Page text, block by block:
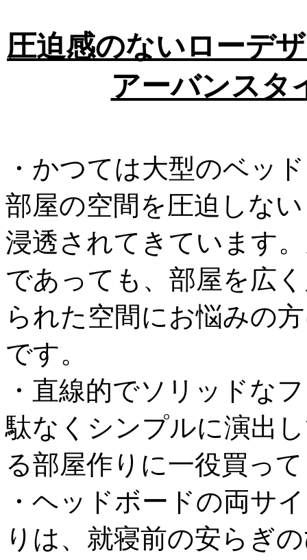
圧迫感のないローデ
アーバンスタ
・かつては大型のベッ
部屋の空間を圧迫しな
浸透されてきています
であっても、部屋を広
られた空間にお悩みの
です。
・直線的でソリッドな
駄なくシンプルに演出
る部屋作りに一役買っ
・ヘッドボードの両サ
りは、就寝前の安らぎ